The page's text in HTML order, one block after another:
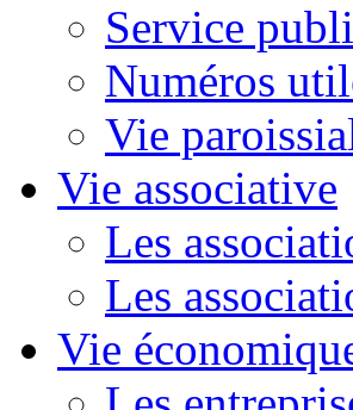
Service
Numéros
Vie
Vie associative
Les
Les
Vie